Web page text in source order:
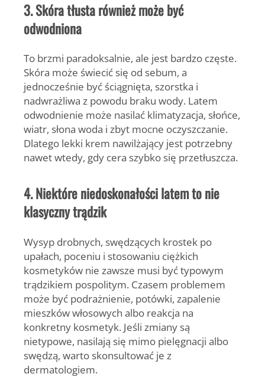
3. Skóra tłusta również może być
odwodniona
To brzmi paradoksalnie, ale jest bardzo częste.
Skóra może świecić się od sebum, a
jednocześnie być ściągnięta, szorstka i
nadwrażliwa z powodu braku wody. Latem
odwodnienie może nasilać klimatyzacja, słońce,
wiatr, słona woda i zbyt mocne oczyszczanie.
Dlatego lekki krem nawilżający jest potrzebny
nawet wtedy, gdy cera szybko się przetłuszcza.
4. Niektóre niedoskonałości latem to nie
klasyczny trądzik
Wysyp drobnych, swędzących krostek po
upałach, poceniu i stosowaniu ciężkich
kosmetyków nie zawsze musi być typowym
trądzikiem pospolitym. Czasem problemem
może być podrażnienie, potówki, zapalenie
mieszków włosowych albo reakcja na
konkretny kosmetyk. Jeśli zmiany są
nietypowe, nasilają się mimo pielęgnacji albo
swędzą, warto skonsultować je z
dermatologiem.